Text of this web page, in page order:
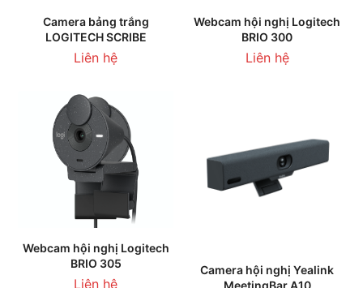
Camera bảng trắng
LOGITECH SCRIBE
Liên hệ
Webcam hội nghị Logitech
BRIO 300
Liên hệ
Webcam hội nghị Logitech
BRIO 305
Liên hệ
Camera hội nghị Yealink
MeetingBar A10